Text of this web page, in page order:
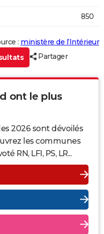
850
: ministère de l’Intérieur
Partager
ont le plus
2026 sont dévoilés
les communes
RN, LFI, PS, LR...